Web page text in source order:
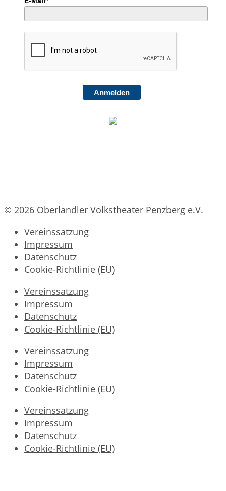
Anmelden
© 2026 Oberlandler Volkstheater Penzberg e.V.
Vereinssatzung
Impressum
Datenschutz
Cookie-Richtlinie (EU)
Vereinssatzung
Impressum
Datenschutz
Cookie-Richtlinie (EU)
Vereinssatzung
Impressum
Datenschutz
Cookie-Richtlinie (EU)
Vereinssatzung
Impressum
Datenschutz
Cookie-Richtlinie (EU)